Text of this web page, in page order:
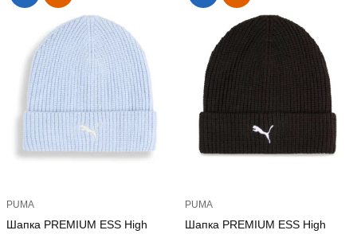
PUMA
Шапка PREMIUM ESS High
PUMA
Шапка PREMIUM ESS High